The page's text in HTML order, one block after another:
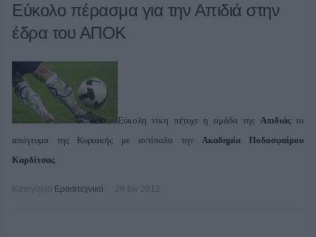
Εύκολο πέρασμα για την Απιδιά στην
έδρα του ΑΠΟΚ
Εύκολη νίκη πέτυχε η ομάδα της Απιδιάςτο
απόγευμα της Κυριακής με αντίπαλο τηνΑκαδημία Ποδοσφαίρου
Καρδίτσας.
Κατηγορία Ερασιτεχνικό 29 Ιαν 2012